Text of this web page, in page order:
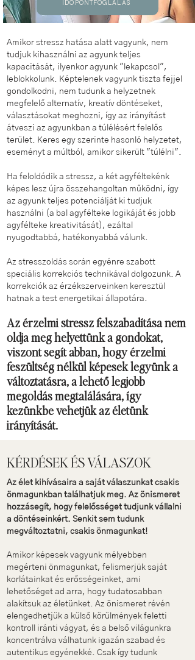
IDŐPONTFOGLALÁS
​Amikor stressz hatása alatt vagyunk, nem
tudjuk kihasználni az agyunk teljes
kapacitását, ilyenkor agyunk "lekapcsol",
leblokkolunk. Képtelenek vagyunk tiszta fejjel
gondolkodni, nem tudunk a helyzetnek
megfelelő alternatív, kreatív döntéseket,
választásokat meghozni, így az irányítást
átveszi az agyunkban a túlélésért felelős
terület. Keres egy szerinte hasonló helyzetet,
eseményt a múltból, amikor sikerült "túlélni".
Ha feloldódik a stressz, a két agyféltekénk
képes lesz újra összehangoltan működni, így
az agyunk teljes potenciálját ki tudjuk
használni (a bal agyfélteke logikáját és jobb
agyfélteke kreativitását), ezáltal
nyugodtabbá, hatékonyabbá válunk.
Az stresszoldás során egyénre szabott
speciális korrekciós technikával dolgozunk. A
korrekciók az érzékszerveinken keresztül
hatnak a test energetikai állapotára.
Az érzelmi stressz felszabadítása nem
oldja meg helyettünk a gondokat,
viszont segít abban, hogy érzelmi
feszültség nélkül képesek legyünk a
változtatásra, a lehető legjobb
megoldás megtalálására, így
kezünkbe vehetjük az életünk
irányítását.
KÉRDÉSEK ÉS VÁLASZOK
Az élet kihívásaira a saját válaszunkat csakis
önmagunkban találhatjuk meg. Az önismeret
hozzásegít, hogy felelősséget tudjunk vállalni
a döntéseinkért. Senkit sem tudunk
megváltoztatni, csakis önmagunkat!
Amikor képesek vagyunk mélyebben
megérteni önmagunkat, felismerjük saját
korlátainkat és erősségeinket, ami
lehetőséget ad arra, hogy tudatosabban
alakítsuk az életünket. Az önismeret révén
elengedhetjük a külső körülmények feletti
kontroll iránti vágyat, és a belső világunkra
koncentrálva válhatunk igazán szabad és
autentikus egyénekké. Csak így tudunk